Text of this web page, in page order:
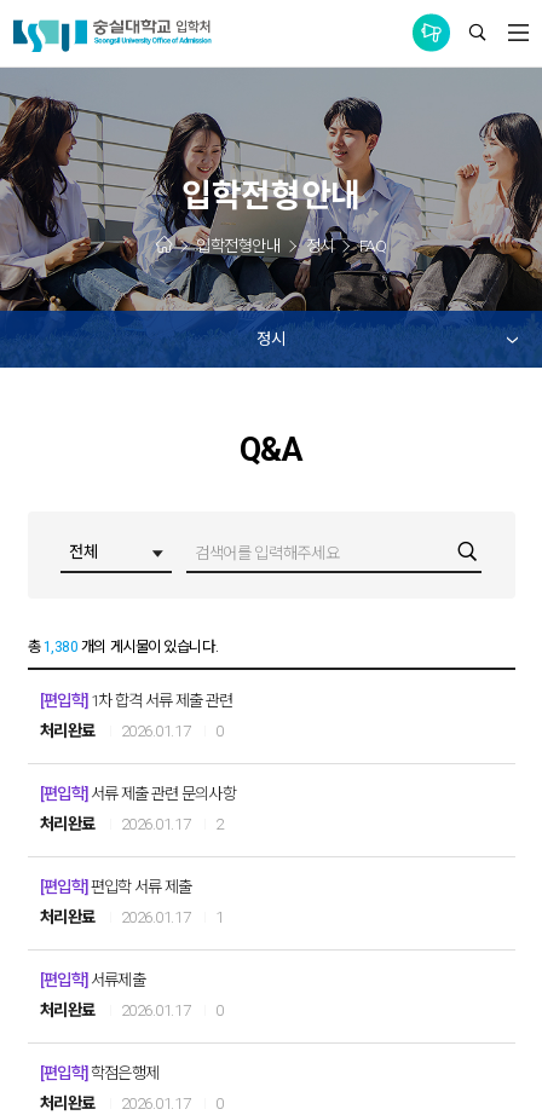
통합공지사항
입학전형안내
입학전형안내 정시 FAQ
정시
Q&A
총1,380 개의 게시물이 있습니다.
[편입학] 1차 합격 서류 제출 관련
처리완료
2026.01.17 0
[편입학] 서류 제출 관련 문의사항
처리완료
2026.01.17 2
[편입학] 편입학 서류 제출
처리완료
2026.01.17 1
[편입학] 서류제출
처리완료
2026.01.17 0
[편입학] 학점은행제
처리완료
2026.01.17 0